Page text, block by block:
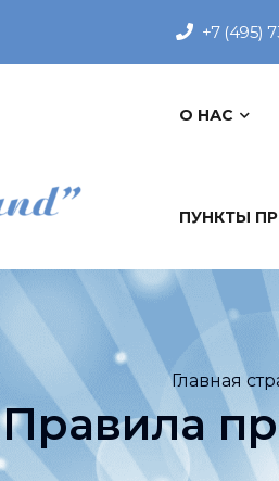
+7 (495)
О НАС
ПУНКТЫ
Главная
Правила